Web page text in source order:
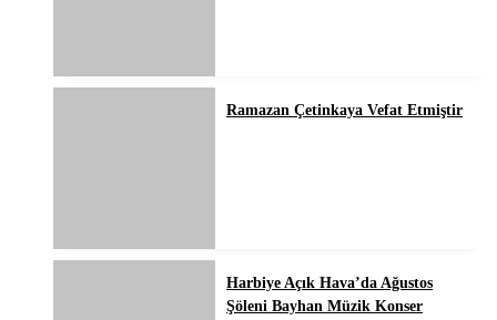
Ramazan Çetinkaya Vefat Etmiştir
Harbiye Açık Hava’da Ağustos
Şöleni Bayhan Müzik Konser